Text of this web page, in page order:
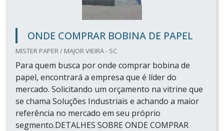
ONDE COMPRAR BOBINA DE PAPEL
MISTER PAPER / MAJOR VIEIRA - SC
Para quem busca por onde comprar bobina de
papel, encontrará a empresa que é líder do
mercado. Solicitando um orçamento na vitrine que
se chama Soluções Industriais e achando a maior
referência no mercado em seu próprio
segmento.DETALHES SOBRE ONDE COMPRAR